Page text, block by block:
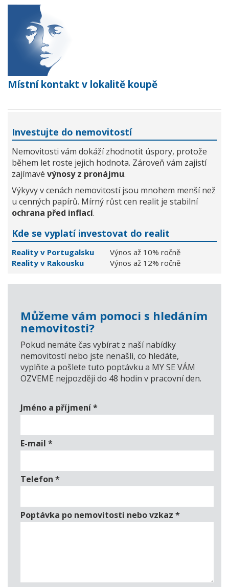
Místní kontakt v lokalitě koupě
Investujte do nemovitostí
Nemovitosti vám dokáží zhodnotit úspory, protože
během let roste jejich hodnota. Zároveň vám zajistí
zajímavé výnosy z pronájmu.
Výkyvy v cenách nemovitostí jsou mnohem menší než
u cenných papírů. Mírný růst cen realit je stabilní
ochrana před inflací.
Kde se vyplatí investovat do realit
Reality v Portugalsku
Výnos až 10% ročně
Reality v Rakousku
Výnos až 12% ročně
Můžeme vám pomoci s hledáním
nemovitosti?
Pokud nemáte čas vybírat z naší nabídky
nemovitostí nebo jste nenašli, co hledáte,
vyplňte a pošlete tuto poptávku a MY SE VÁM
OZVEME nejpozději do 48 hodin v pracovní den.
Jméno a příjmení*
E-mail *
Telefon *
Poptávka po nemovitosti nebo vzkaz *